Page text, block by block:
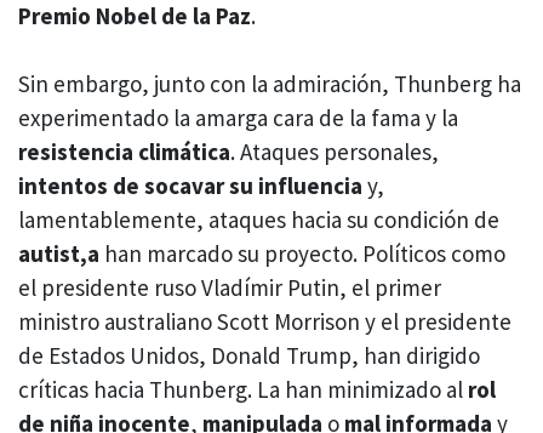
Premio Nobel de la Paz.
Sin embargo, junto con la admiración, Thunberg ha
experimentado la amarga cara de la fama y la
resistencia climática. Ataques personales,
intentos de socavar su influencia y,
lamentablemente, ataques hacia su condición de
autist,a han marcado su proyecto. Políticos como
el presidente ruso Vladímir Putin, el primer
ministro australiano Scott Morrison y el presidente
de Estados Unidos, Donald Trump, han dirigido
críticas hacia Thunberg. La han minimizado al rol
de niña inocente, manipulada o mal informada y